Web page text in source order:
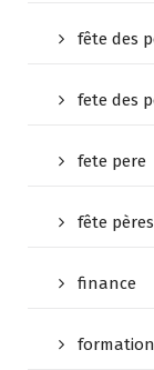
fête des
fete des
fete pere
fête pères
finance